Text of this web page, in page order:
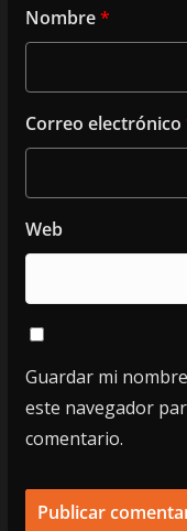
Nombre*
Correo electrónico
Web
Guardar mi
este navegador
comentario.